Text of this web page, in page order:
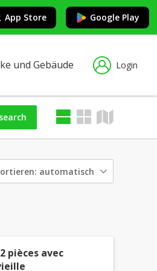
App Store Google Play
und Gebäude Login
automatisch
pièces avec